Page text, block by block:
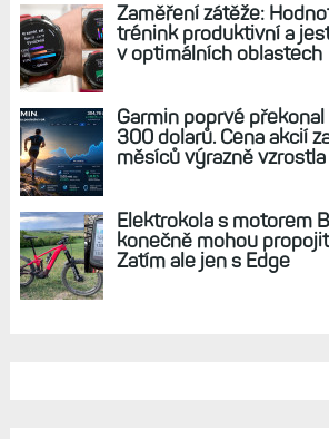
Zaměření zátěže:
trénink produktivní a
v optimálních oblastech
Garmin poprvé
300 dolarů. Cena akcií
měsíců výrazně vzrostla
Elektrokola s motorem
konečně mohou
Zatím ale jen s Edge